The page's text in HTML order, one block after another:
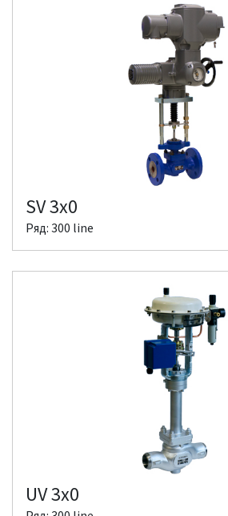
SV 3x0
Ряд: 300 line
UV 3x0